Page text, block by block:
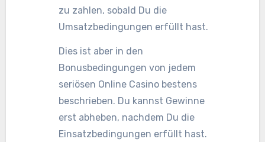
zu zahlen, sobald Du die
Umsatzbedingungen erfüllt hast.
Dies ist aber in den
Bonusbedingungen von jedem
seriösen Online Casino bestens
beschrieben. Du kannst Gewinne
erst abheben, nachdem Du die
Einsatzbedingungen erfüllt hast.